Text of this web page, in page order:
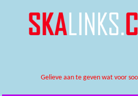
Gelieve aan te geven wat voor